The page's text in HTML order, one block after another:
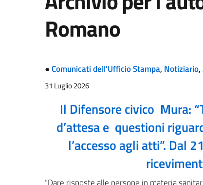
Romano
●Comunicati dell'Ufficio Stampa,Notiziario,
31 Luglio 2026
Il Difensore civico Mura:
d’attesa e questioni
l’accesso agli atti”. Dal